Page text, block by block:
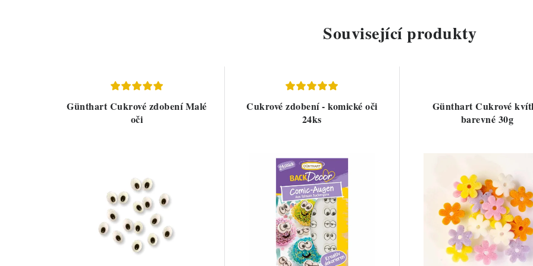
Související produkty
Günthart Cukrové zdobení Malé
oči
Cukrové zdobení - komické oči
24ks
Günthart Cukrové
barevné 30g